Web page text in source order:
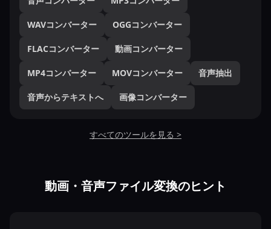
WAVコンバーター OGGコンバーター
FLACコンバーター 動画コンバーター
MP4コンバーター MOVコンバーター 音声抽出
音声からテキストへ 画像コンバーター
すべてのツールを見る >
動画・音声ファイル変換のヒント